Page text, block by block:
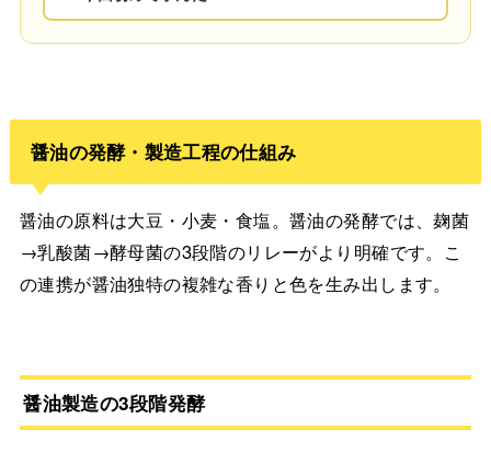
醤油の発酵・製造工程の仕組み
醤油の原料は大豆・小麦・食塩。醤油の発酵では、麹菌
→乳酸菌→酵母菌の3段階のリレーがより明確です。こ
の連携が醤油独特の複雑な香りと色を生み出します。
醤油製造の3段階発酵